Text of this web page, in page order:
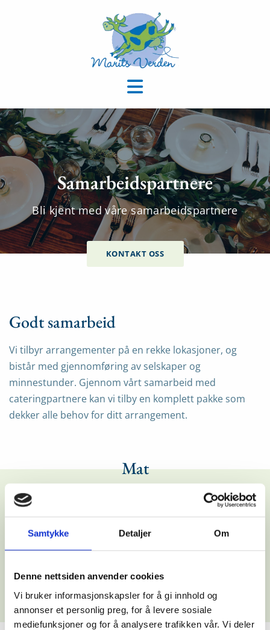
Samtykke Detaljer Om
Denne nettsiden anvender cookies
Vi bruker informasjonskapsler for å gi innhold og
annonser et personlig preg, for å levere sosiale
mediefunksjoner og for å analysere trafikken vår. Vi deler
Samarbeidspartnere
Bli kjent med våre samarbeidspartnere
KONTAKT OSS
Godt samarbeid
Vi tilbyr arrangementer på en rekke lokasjoner, og
bistår med gjennomføring av selskaper og
minnestunder. Gjennom vårt samarbeid med
cateringpartnere kan vi tilby en komplett pakke som
dekker alle behov for ditt arrangement.
Mat
Akershus Catering